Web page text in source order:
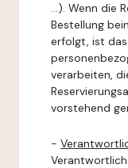
...). Wenn die
Bestellung
erfolgt, ist
verarbeiten,
vorstehend
-